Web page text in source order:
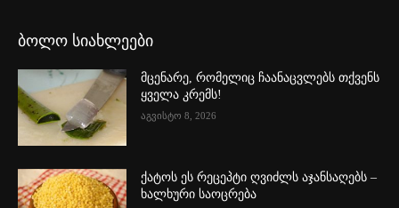
ბოლო სიახლეები
მცენარე, რომელიც ჩაანაცვლებს თქვენს
ყველა კრემს!
აგვისტო 8, 2026
ქატოს ეს რეცეპტი ღვიძლს აჯანსაღებს –
ხალხური საოცრება